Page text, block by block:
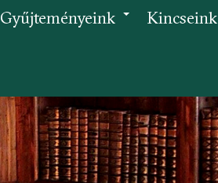
Gyűjteményeink Kincseink